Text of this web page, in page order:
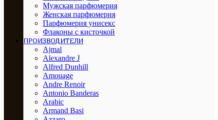
Мужская парфюмерия
Женская парфюмерия
Парфюмерия унисекс
Флаконы с кисточкой
ПРОИЗВОДИТЕЛИ
Ajmal
Alexandre J
Alfred Dunhill
Amouage
Andre Renoir
Antonio Banderas
Arabic
Armand Basi